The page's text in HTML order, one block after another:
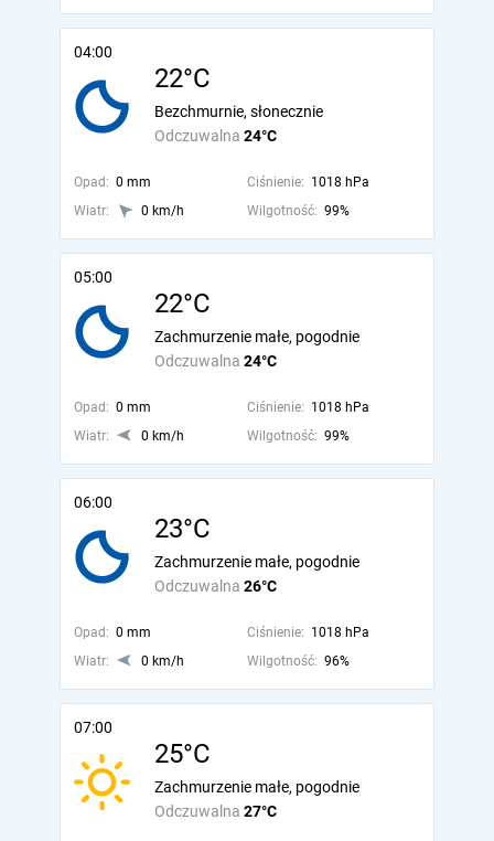
04:00
22°C
Odczuwalna 24°C
Bezchmurnie, słonecznie
Opad: 0 mm Ciśnienie: 1018 hPa
Wiatr:
0 km/h Wilgotność: 99%
05:00
22°C
Odczuwalna 24°C
Zachmurzenie małe, pogodnie
Opad: 0 mm Ciśnienie: 1018 hPa
Wiatr:
0 km/h Wilgotność: 99%
06:00
23°C
Odczuwalna 26°C
Zachmurzenie małe, pogodnie
Opad: 0 mm Ciśnienie: 1018 hPa
Wiatr:
0 km/h Wilgotność: 96%
07:00
25°C
Odczuwalna 27°C
Zachmurzenie małe, pogodnie